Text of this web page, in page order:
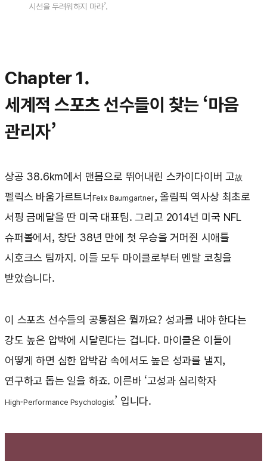
시선을 두려워하지 마라’.
Chapter 1.
세계적 스포츠 선수들이 찾는 ‘마음
관리자’
상공 38.6km에서 맨몸으로 뛰어내린 스카이다이버 고故
펠릭스 바움가르트너Felix Baumgartner, 올림픽 역사상 최초로
서핑 금메달을 딴 미국 대표팀. 그리고 2014년 미국 NFL
슈퍼볼에서, 창단 38년 만에 첫 우승을 거머쥔 시애틀
시호크스 팀까지. 이들 모두 마이클로부터 멘탈 코칭을
받았습니다.
이 스포츠 선수들의 공통점은 뭘까요? 성과를 내야 한다는
강도 높은 압박에 시달린다는 겁니다. 마이클은 이들이
어떻게 하면 심한 압박감 속에서도 높은 성과를 낼지,
연구하고 돕는 일을 하죠. 이른바 ‘고성과 심리학자
High-Performance Psychologist’ 입니다.